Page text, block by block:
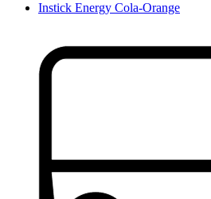
Instick Energy Cola-Orange